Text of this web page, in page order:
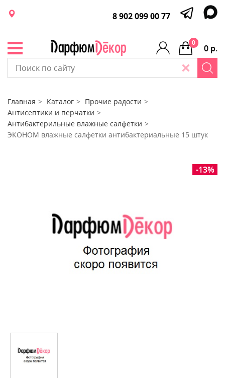
8 902 099 00 77
0 р.
0
Главная Каталог
Прочие радости
Антисептики и перчатки
Антибактерильные влажные салфетки
ЭКОНОМ влажные салфетки антибактериальные 15 штук
-13%